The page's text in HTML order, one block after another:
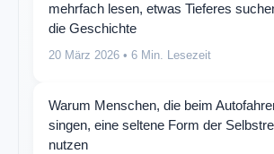
mehrfach lesen, etwas Tieferes
die Geschichte
20 März 2026 • 6 Min. Lesezeit
Warum Menschen, die beim
singen, eine seltene Form der
nutzen